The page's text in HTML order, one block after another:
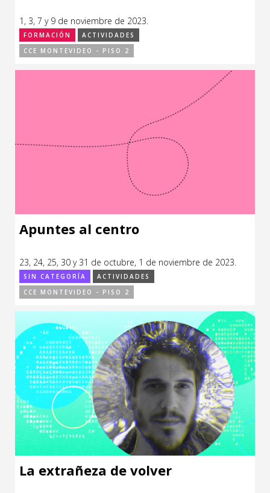
1, 3, 7 y 9 de noviembre de 2023.
FORMACIÓN
ACTIVIDADES
CCE MONTEVIDEO - PISO 2
Apuntes al centro
23, 24, 25, 30 y 31 de octubre, 1 de noviembre de 2023.
SIN CATEGORÍA
ACTIVIDADES
CCE MONTEVIDEO - PISO 2
La extrañeza de volver